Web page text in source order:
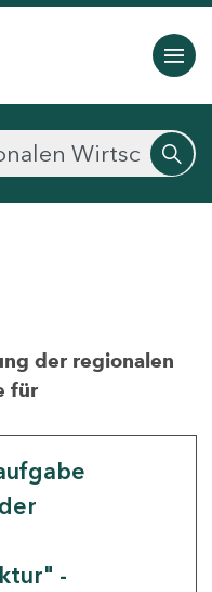
der regionalen
für
-